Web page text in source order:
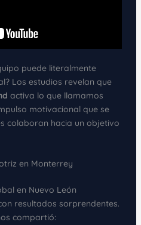
puede literalmente
Los estudios revelan que
activa lo que llamamos
motivacional que se
colaboran hacia un objetivo
en Monterrey
en Nuevo León
resultados sorprendentes.
compartió: